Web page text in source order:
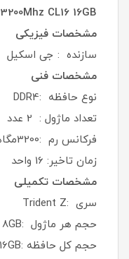
3200Mhz CL16 16GB
مشخصات فیزیکی
سازنده : جی اسکیل
مشخصات فنی
نوع حافظه :DDR4
تعداد ماژول : 2 عدد
فرکانس رم :3200مگاهرتز
زمان تاخیر: 16 واحد
مشخصات تکمیلی
سری :Trident Z
حجم هر ماژول :8GB
حجم کل حافظه :16GB